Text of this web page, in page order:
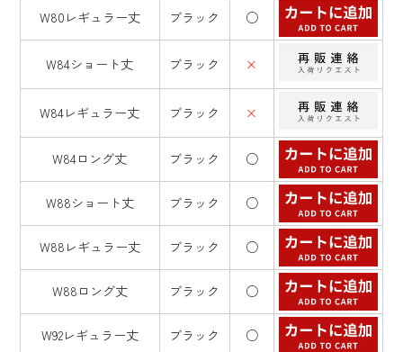
W80レギュラー丈 ブラック ○
W84ショート丈 ブラック ×
W84レギュラー丈 ブラック ×
W84ロング丈 ブラック ○
W88ショート丈 ブラック ○
W88レギュラー丈 ブラック ○
W88ロング丈 ブラック ○
W92レギュラー丈 ブラック ○